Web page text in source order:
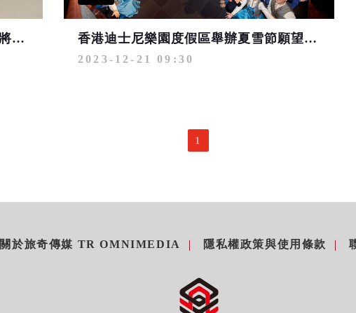
「香港迪士尼樂園10K週末2024」即將登場！奔向全球首座及最大「冰雪奇緣」主題園區 香港迪士尼樂園度假區舉辦夏雪節願望慶典 為生命注入夢想的力量
2023-12-21 09:30
1
關於旅奇傳媒 TR OMNIMEDIA 隱私權政策與使用條款